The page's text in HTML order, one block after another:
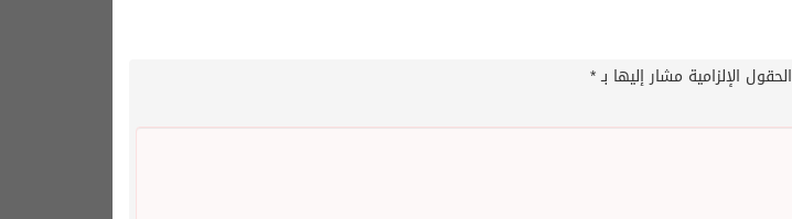
الحقول الإلزامية مشار إليها بـ*